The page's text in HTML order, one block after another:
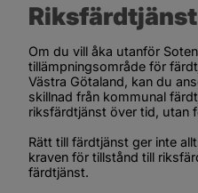
Riksfärdtjänst
Om du vill åka utanför
tillämpningsområde för
Västra Götaland, kan du
skillnad från kommunal
riksfärdtjänst över tid, utan
Rätt till färdtjänst ger inte
kraven för tillstånd till
färdtjänst.